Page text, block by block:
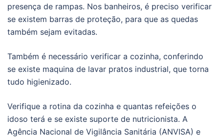
presença de rampas. Nos banheiros, é preciso verificar
se existem barras de proteção, para que as quedas
também sejam evitadas.
Também é necessário verificar a cozinha, conferindo
se existe maquina de lavar pratos industrial, que torna
tudo higienizado.
Verifique a rotina da cozinha e quantas refeições o
idoso terá e se existe suporte de nutricionista. A
Agência Nacional de Vigilância Sanitária (ANVISA) e